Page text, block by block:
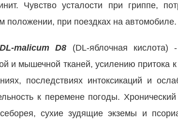
Чувство усталости при гриппе,
положении, при поездках на автомобиле.
malicum D8 (DL-яблочная кислота)
и мышечной тканей, усилению притока
последствиях интоксикаций и
к перемене погоды.
сухие зудящие экземы и